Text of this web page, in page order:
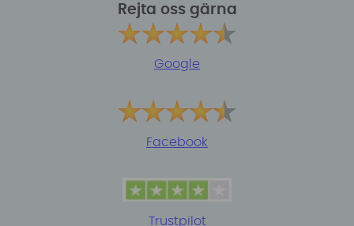
Rejta oss gärna
Google
Facebook
Trustpilot